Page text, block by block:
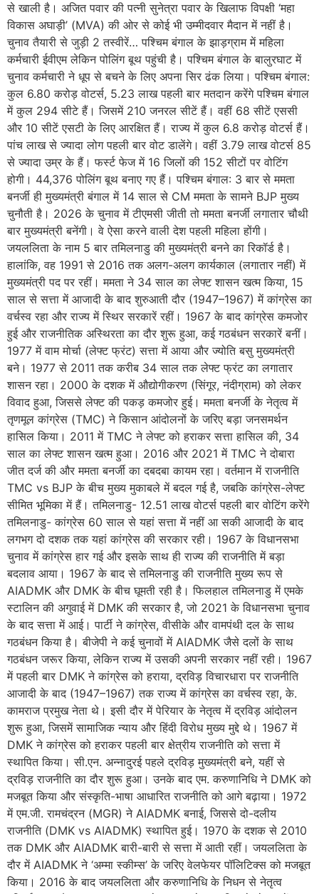
से खाली है। अजित पवार की पत्नी सुनेत्रा पवार के खिलाफ विपक्षी ‘महा
विकास अघाड़ी’ (MVA) की ओर से कोई भी उम्मीदवार मैदान में नहीं है।
चुनाव तैयारी से जुड़ी 2 तस्वीरें… पश्चिम बंगाल के झाड़ग्राम में महिला
कर्मचारी ईवीएम लेकिन पोलिंग बूथ पहुंची है। पश्चिम बंगाल के बालुरघाट में
चुनाव कर्मचारी ने धूप से बचने के लिए अपना सिर ढंक लिया। पश्चिम बंगाल:
कुल 6.80 करोड़ वोटर्स, 5.23 लाख पहली बार मतदान करेंगे पश्चिम बंगाल
में कुल 294 सीटे हैं। जिसमें 210 जनरल सीटें हैं। वहीं 68 सीटें एससी
और 10 सीटें एसटी के लिए आरक्षित हैं। राज्य में कुल 6.8 करोड़ वोटर्स हैं।
पांच लाख से ज्यादा लोग पहली बार वोट डालेंगे। वहीं 3.79 लाख वोटर्स 85
से ज्यादा उम्र के हैं। फर्स्ट फेज में 16 जिलों की 152 सीटों पर वोटिंग
होगी। 44,376 पोलिंग बूथ बनाए गए हैं। पश्चिम बंगाल: 3 बार से ममता
बनर्जी ही मुख्यमंत्री बंगाल में 14 साल से CM ममता के सामने BJP मुख्य
चुनौती है। 2026 के चुनाव में टीएमसी जीती तो ममता बनर्जी लगातार चौथी
बार मुख्यमंत्री बनेंगी। वे ऐसा करने वाली देश पहली महिला होंगी।
जयललिता के नाम 5 बार तमिलनाडु की मुख्यमंत्री बनने का रिकॉर्ड है।
हालांकि, वह 1991 से 2016 तक अलग-अलग कार्यकाल (लगातार नहीं) में
मुख्यमंत्री पद पर रहीं। ममता ने 34 साल का लेफ्ट शासन खत्म किया, 15
साल से सत्ता में आजादी के बाद शुरुआती दौर (1947–1967) में कांग्रेस का
वर्चस्व रहा और राज्य में स्थिर सरकारें रहीं। 1967 के बाद कांग्रेस कमजोर
हुई और राजनीतिक अस्थिरता का दौर शुरू हुआ, कई गठबंधन सरकारें बनीं।
1977 में वाम मोर्चा (लेफ्ट फ्रंट) सत्ता में आया और ज्योति बसु मुख्यमंत्री
बने। 1977 से 2011 तक करीब 34 साल तक लेफ्ट फ्रंट का लगातार
शासन रहा। 2000 के दशक में औद्योगीकरण (सिंगूर, नंदीग्राम) को लेकर
विवाद हुआ, जिससे लेफ्ट की पकड़ कमजोर हुई। ममता बनर्जी के नेतृत्व में
तृणमूल कांग्रेस (TMC) ने किसान आंदोलनों के जरिए बड़ा जनसमर्थन
हासिल किया। 2011 में TMC ने लेफ्ट को हराकर सत्ता हासिल की, 34
साल का लेफ्ट शासन खत्म हुआ। 2016 और 2021 में TMC ने दोबारा
जीत दर्ज की और ममता बनर्जी का दबदबा कायम रहा। वर्तमान में राजनीति
TMC vs BJP के बीच मुख्य मुकाबले में बदल गई है, जबकि कांग्रेस-लेफ्ट
सीमित भूमिका में हैं। तमिलनाडु- 12.51 लाख वोटर्स पहली बार वोटिंग करेंगे
तमिलनाडु- कांग्रेस 60 साल से यहां सत्ता में नहीं आ सकी आजादी के बाद
लगभग दो दशक तक यहां कांग्रेस की सरकार रही। 1967 के विधानसभा
चुनाव में कांग्रेस हार गई और इसके साथ ही राज्य की राजनीति में बड़ा
बदलाव आया। 1967 के बाद से तमिलनाडु की राजनीति मुख्य रूप से
AIADMK और DMK के बीच घूमती रही है। फिलहाल तमिलनाडु में एमके
स्टालिन की अगुवाई में DMK की सरकार है, जो 2021 के विधानसभा चुनाव
के बाद सत्ता में आई। पार्टी ने कांग्रेस, वीसीके और वामपंथी दल के साथ
गठबंधन किया है। बीजेपी ने कई चुनावों में AIADMK जैसे दलों के साथ
गठबंधन जरूर किया, लेकिन राज्य में उसकी अपनी सरकार नहीं रही। 1967
में पहली बार DMK ने कांग्रेस को हराया, द्रविड़ विचारधारा पर राजनीति
आजादी के बाद (1947–1967) तक राज्य में कांग्रेस का वर्चस्व रहा, के.
कामराज प्रमुख नेता थे। इसी दौर में पेरियार के नेतृत्व में द्रविड़ आंदोलन
शुरू हुआ, जिसमें सामाजिक न्याय और हिंदी विरोध मुख्य मुद्दे थे। 1967 में
DMK ने कांग्रेस को हराकर पहली बार क्षेत्रीय राजनीति को सत्ता में
स्थापित किया। सी.एन. अन्नादुरई पहले द्रविड़ मुख्यमंत्री बने, यहीं से
द्रविड़ राजनीति का दौर शुरू हुआ। उनके बाद एम. करुणानिधि ने DMK को
मजबूत किया और संस्कृति-भाषा आधारित राजनीति को आगे बढ़ाया। 1972
में एम.जी. रामचंद्रन (MGR) ने AIADMK बनाई, जिससे दो-दलीय
राजनीति (DMK vs AIADMK) स्थापित हुई। 1970 के दशक से 2010
तक DMK और AIADMK बारी-बारी से सत्ता में आती रहीं। जयललिता के
दौर में AIADMK ने ‘अम्मा स्कीम्स’ के जरिए वेलफेयर पॉलिटिक्स को मजबूत
किया। 2016 के बाद जयललिता और करुणानिधि के निधन से नेतृत्व